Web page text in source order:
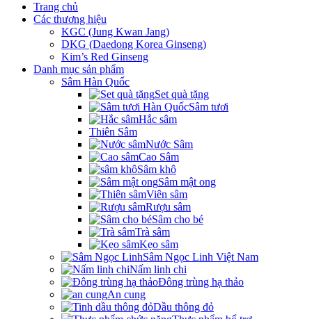
Trang chủ
Các thương hiệu
KGC (Jung Kwan Jang)
DKG (Daedong Korea Ginseng)
Kim’s Red Ginseng
Danh mục sản phẩm
Sâm Hàn Quốc
Set quà tặng
Sâm tươi
Hắc sâm
Thiên Sâm
Nước Sâm
Cao Sâm
Sâm khô
Sâm mật ong
Viên sâm
Rượu sâm
Sâm cho bé
Trà sâm
Kẹo sâm
Sâm Ngọc Linh Việt Nam
Nấm linh chi
Đông trùng hạ thảo
An cung
Dầu thông đỏ